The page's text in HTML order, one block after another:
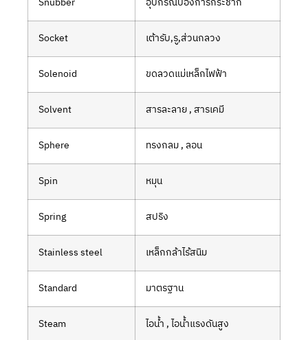
Socket เต้ารับ,รู,ส่วนกลวง
Solenoid ขดลวดแม่เหล็กไฟฟ้า
Solvent สารละลาย , สารเคมี
Sphere ทรงกลม , ลอน
Spin หมุน
Spring สปริง
Stainless steel เหล็กกล้าไร้สนิม
Standard มาตรฐาน
Steam ไอน้ำ , ไอน้ำแรงดันสูง